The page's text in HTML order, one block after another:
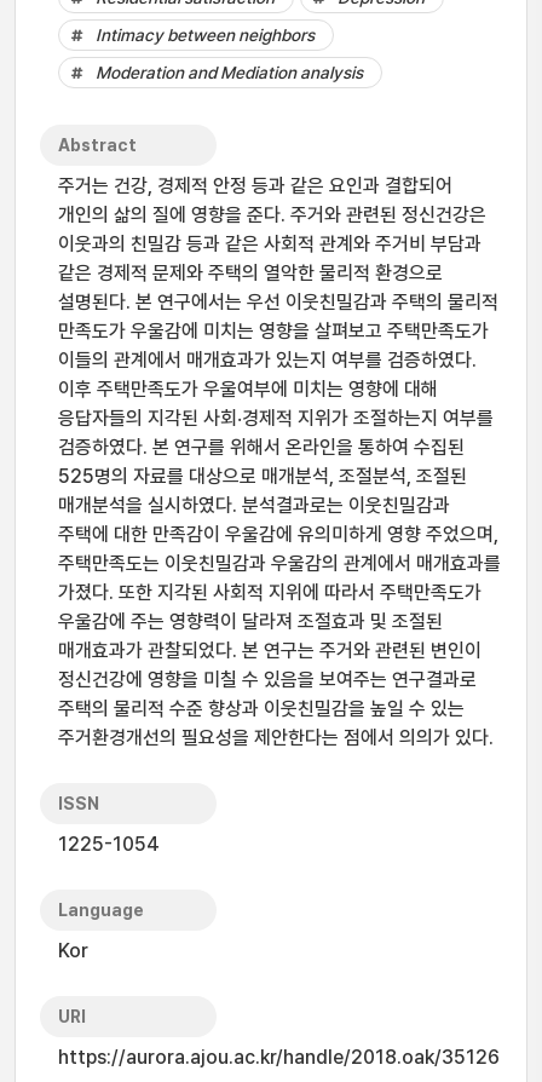
Intimacy between neighbors
Moderation and Mediation analysis
Abstract
주거는 건강, 경제적 안정 등과 같은 요인과 결합되어
개인의 삶의 질에 영향을 준다. 주거와 관련된 정신건강은
이웃과의 친밀감 등과 같은 사회적 관계와 주거비 부담과
같은 경제적 문제와 주택의 열악한 물리적 환경으로
설명된다. 본 연구에서는 우선 이웃친밀감과 주택의 물리적
만족도가 우울감에 미치는 영향을 살펴보고 주택만족도가
이들의 관계에서 매개효과가 있는지 여부를 검증하였다.
이후 주택만족도가 우울여부에 미치는 영향에 대해
응답자들의 지각된 사회‧경제적 지위가 조절하는지 여부를
검증하였다. 본 연구를 위해서 온라인을 통하여 수집된
525명의 자료를 대상으로 매개분석, 조절분석, 조절된
매개분석을 실시하였다. 분석결과로는 이웃친밀감과
주택에 대한 만족감이 우울감에 유의미하게 영향 주었으며,
주택만족도는 이웃친밀감과 우울감의 관계에서 매개효과를
가졌다. 또한 지각된 사회적 지위에 따라서 주택만족도가
우울감에 주는 영향력이 달라져 조절효과 및 조절된
매개효과가 관찰되었다. 본 연구는 주거와 관련된 변인이
정신건강에 영향을 미칠 수 있음을 보여주는 연구결과로
주택의 물리적 수준 향상과 이웃친밀감을 높일 수 있는
주거환경개선의 필요성을 제안한다는 점에서 의의가 있다.
ISSN
1225-1054
Language
Kor
URI
https://aurora.ajou.ac.kr/handle/2018.oak/35126